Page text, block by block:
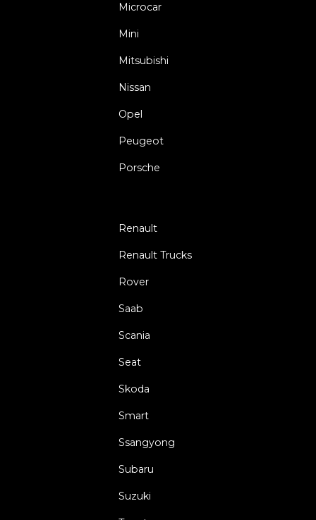
Microcar
Mini
Mitsubishi
Nissan
Opel
Peugeot
Porsche
Renault
Renault Trucks
Rover
Saab
Scania
Seat
Skoda
Smart
Ssangyong
Subaru
Suzuki